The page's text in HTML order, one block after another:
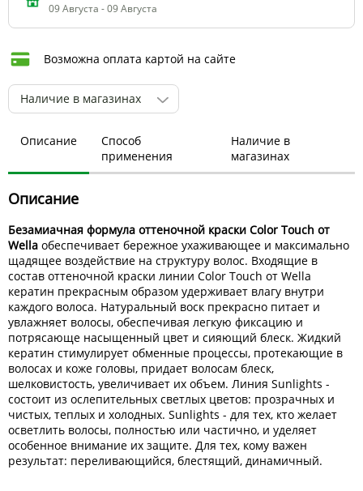
09 Августа - 09 Августа
Возможна оплата картой на сайте
Наличие в магазинах
Описание
Способ
применения
Наличие в
магазинах
Описание
Безамиачная формула оттеночной краски Color Touch от
Wella обеспечивает бережное ухаживающее и максимально
щадящее воздействие на структуру волос. Входящие в
состав оттеночной краски линии Color Touch от Wella
кератин прекрасным образом удерживает влагу внутри
каждого волоса. Натуральный воск прекрасно питает и
увлажняет волосы, обеспечивая легкую фиксацию и
потрясающе насыщенный цвет и сияющий блеск. Жидкий
кератин стимулирует обменные процессы, протекающие в
волосах и коже головы, придает волосам блеск,
шелковистость, увеличивает их объем. Линия Sunlights -
состоит из ослепительных светлых цветов: прозрачных и
чистых, теплых и холодных. Sunlights - для тех, кто желает
осветлить волосы, полностью или частично, и уделяет
особенное внимание их защите. Для тех, кому важен
результат: переливающийся, блестящий, динамичный.